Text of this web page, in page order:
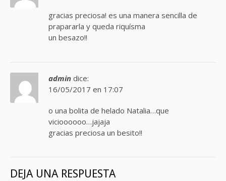
gracias preciosa! es una manera sencilla de
prapararla y queda riquísma
un besazo!!
admin dice:
16/05/2017 en 17:07
o una bolita de helado Natalia…que
vicioooooo…jajaja
gracias preciosa un besito!!
DEJA UNA RESPUESTA